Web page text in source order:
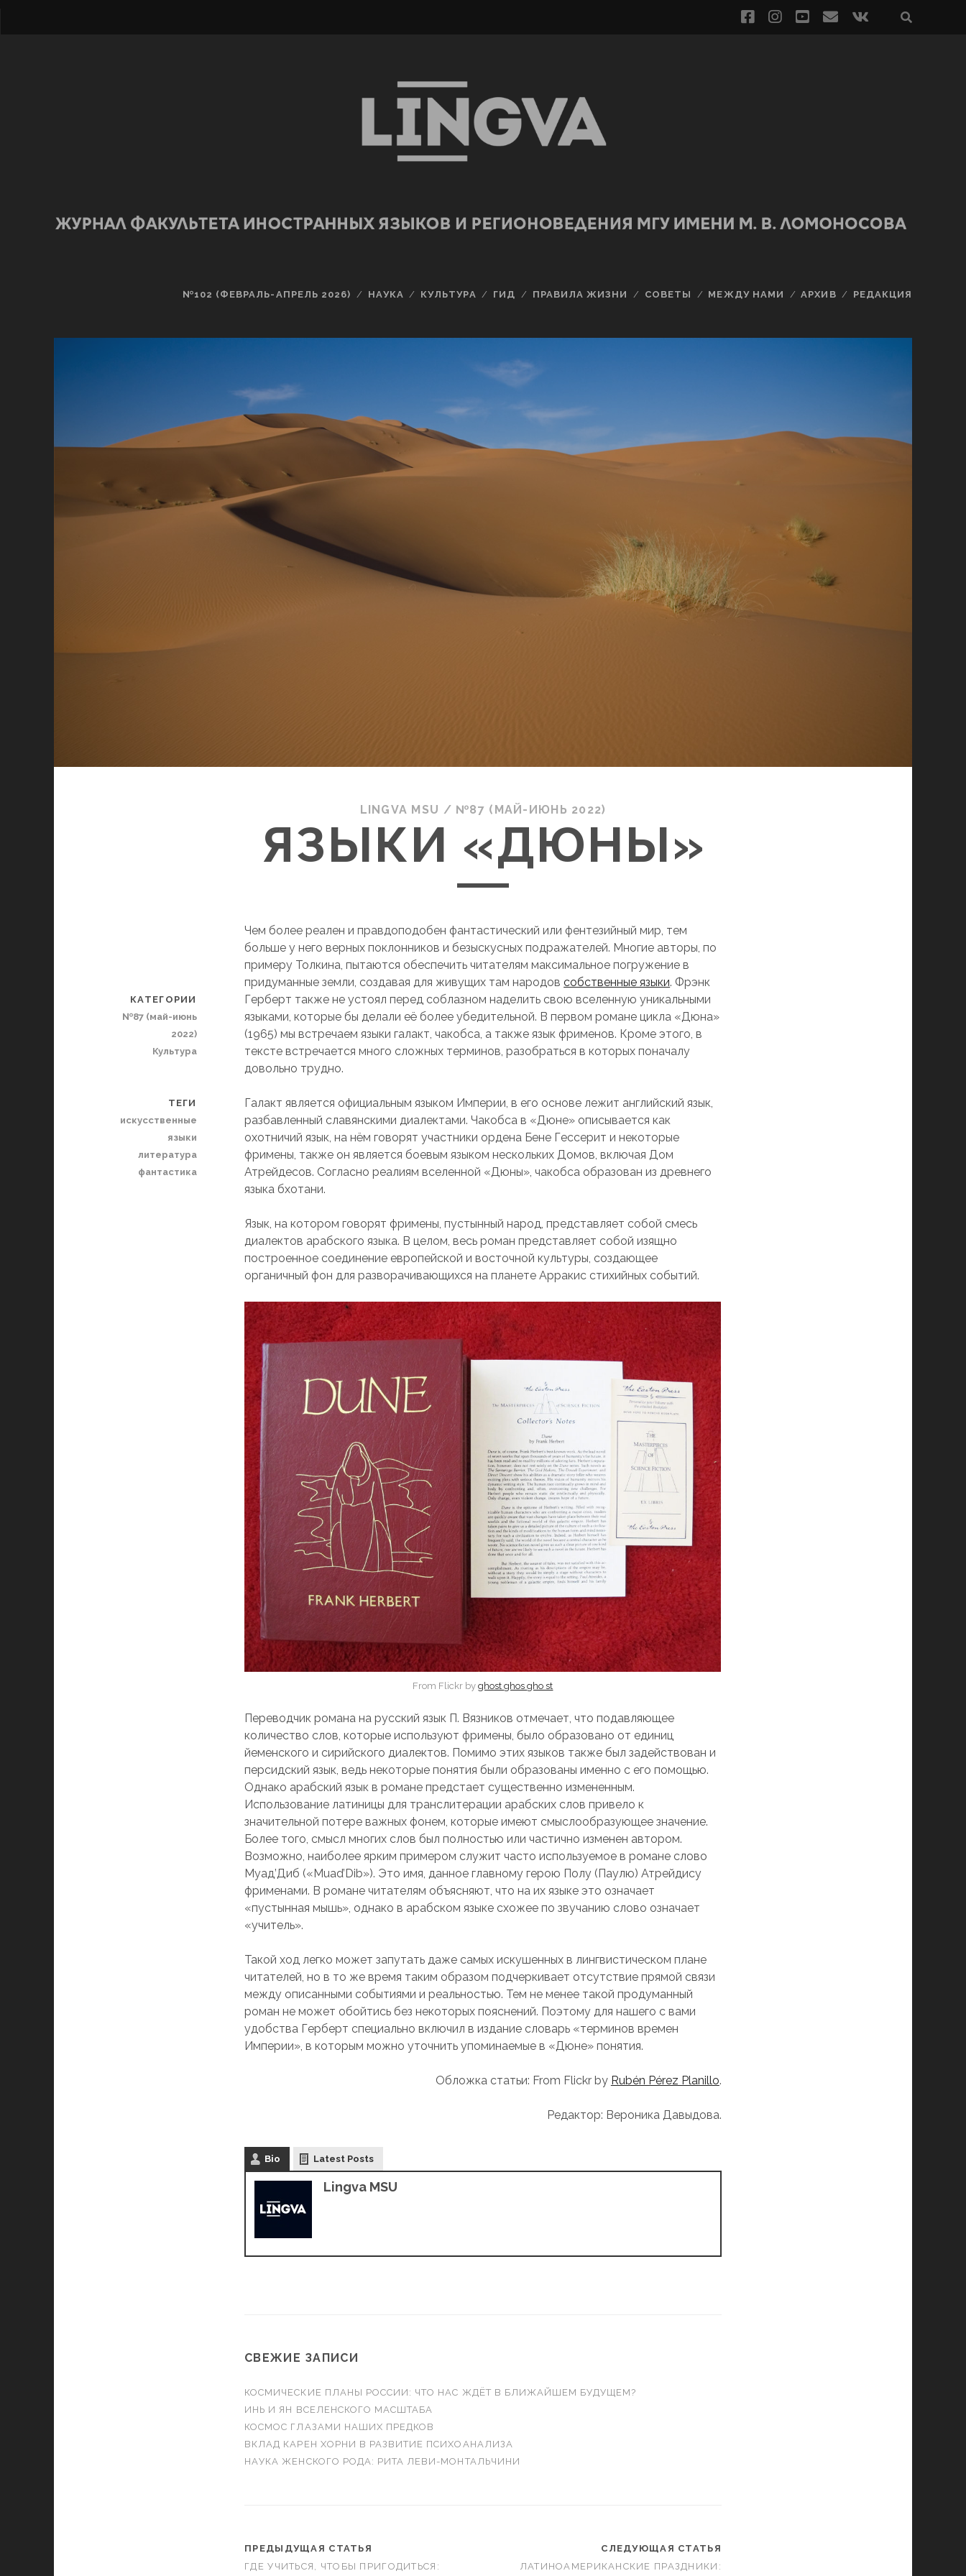
№102 (ФЕВРАЛЬ-АПРЕЛЬ 2026) НАУКА КУЛЬТУРА ГИД ПРАВИЛА ЖИЗНИ СОВЕТЫ МЕЖДУ НАМИ АРХИВ РЕДАКЦИЯ
LINGVA MSU / №87 (МАЙ-ИЮНЬ 2022)
ЯЗЫКИ «ДЮНЫ»
Чем более реален и правдоподобен фантастический или фентезийный мир, тем
больше у него верных поклонников и безыскусных подражателей. Многие авторы, по
примеру Толкина, пытаются обеспечить читателям максимальное погружение в
придуманные земли, создавая для живущих там народовсобственные языки. Фрэнк
Герберт также не устоял перед соблазном наделить свою вселенную уникальными
языками, которые бы делали её более убедительной. В первом романе цикла «Дюна»
(1965) мы встречаем языки галакт, чакобса, а также язык фрименов. Кроме этого, в
тексте встречается много сложных терминов, разобраться в которых поначалу
довольно трудно.
Галакт является официальным языком Империи, в его основе лежит английский язык,
разбавленный славянскими диалектами. Чакобса в «Дюне» описывается как
охотничий язык, на нём говорят участники ордена Бене Гессерит и некоторые
фримены, также он является боевым языком нескольких Домов, включая Дом
Атрейдесов. Согласно реалиям вселенной «Дюны», чакобса образован из древнего
языка бхотани.
Язык, на котором говорят фримены, пустынный народ, представляет собой смесь
диалектов арабского языка. В целом, весь роман представляет собой изящно
построенное соединение европейской и восточной культуры, создающее
органичный фон для разворачивающихся на планете Арракис стихийных событий.
From Flickr byghost ghos gho st
Переводчик романа на русский язык П. Вязников отмечает, что подавляющее
количество слов, которые используют фримены, было образовано от единиц
йеменского и сирийского диалектов. Помимо этих языков также был задействован и
персидский язык, ведь некоторые понятия были образованы именно с его помощью.
Однако арабский язык в романе предстает существенно измененным.
Использование латиницы для транслитерации арабских слов привело к
значительной потере важных фонем, которые имеют смыслообразующее значение.
Более того, смысл многих слов был полностью или частично изменен автором.
Возможно, наиболее ярким примером служит часто используемое в романе слово
Муад’Диб («Muad’Dib»). Это имя, данное главному герою Полу (Паулю) Атрейдису
фрименами. В романе читателям объясняют, что на их языке это означает
«пустынная мышь», однако в арабском языке схожее по звучанию слово означает
«учитель».
Такой ход легко может запутать даже самых искушенных в лингвистическом плане
читателей, но в то же время таким образом подчеркивает отсутствие прямой связи
между описанными событиями и реальностью. Тем не менее такой продуманный
роман не может обойтись без некоторых пояснений. Поэтому для нашего с вами
удобства Герберт специально включил в издание словарь «терминов времен
Империи», в которым можно уточнить упоминаемые в «Дюне» понятия.
Обложка статьи: From Flickr by Rubén Pérez Planillo.
Редактор: Вероника Давыдова.
Bio Latest Posts
Lingva MSU
СВЕЖИЕ ЗАПИСИ
КОСМИЧЕСКИЕ ПЛАНЫ РОССИИ: ЧТО НАС ЖДЁТ В БЛИЖАЙШЕМ БУДУЩЕМ?
ИНЬ И ЯН ВСЕЛЕНСКОГО МАСШТАБА
КОСМОС ГЛАЗАМИ НАШИХ ПРЕДКОВ
ВКЛАД КАРЕН ХОРНИ В РАЗВИТИЕ ПСИХОАНАЛИЗА
НАУКА ЖЕНСКОГО РОДА: РИТА ЛЕВИ-МОНТАЛЬЧИНИ
ПРЕДЫДУЩАЯ СТАТЬЯ
ГДЕ УЧИТЬСЯ, ЧТОБЫ ПРИГОДИТЬСЯ:
СЛЕДУЮЩАЯ СТАТЬЯ
ЛАТИНОАМЕРИКАНСКИЕ ПРАЗДНИКИ:
КАТЕГОРИИ
№87 (май-июнь
2022)
Культура
ТЕГИ
искусственные
языки
литература
фантастика